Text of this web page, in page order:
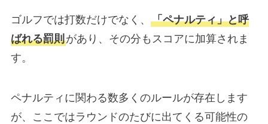
ゴルフでは打数だけでなく、 「ペナルティ」と呼
ばれる罰則があり、その分もスコアに加算されま
す。
ペナルティに関わる数多くのルールが存在します
が、ここではラウンドのたびに出てくる可能性の